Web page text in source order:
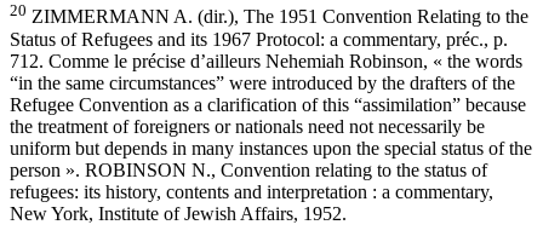
20 ZIMMERMANN A. (dir.), The 1951 Convention Relating to the
Status of Refugees and its 1967 Protocol: a commentary, préc., p.
712. Comme le précise d’ailleurs Nehemiah Robinson, « the words
“in the same circumstances” were introduced by the drafters of the
Refugee Convention as a clarification of this “assimilation” because
the treatment of foreigners or nationals need not necessarily be
uniform but depends in many instances upon the special status of the
person ». ROBINSON N., Convention relating to the status of
refugees: its history, contents and interpretation : a commentary,
New York, Institute of Jewish Affairs, 1952.